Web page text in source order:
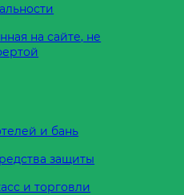
на сайте, не
и бань
защиты
и торговли